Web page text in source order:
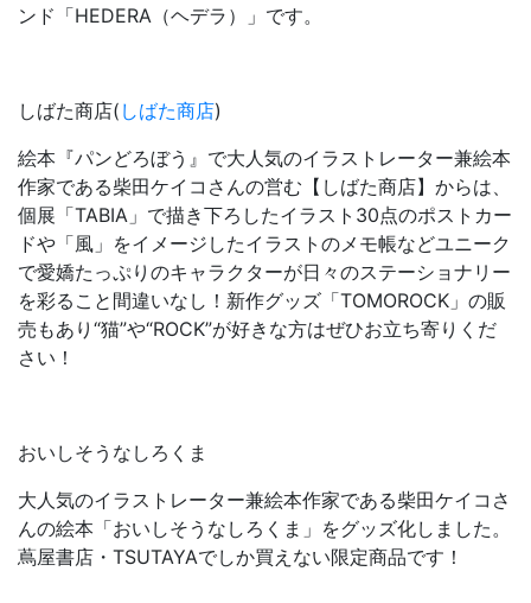
ンド「HEDERA（ヘデラ）」です。
しばた商店( しばた商店)
絵本『パンどろぼう』で大人気のイラストレーター兼絵本
作家である柴田ケイコさんの営む【しばた商店】からは、
個展「TABIA」で描き下ろしたイラスト30点のポストカー
ドや「風」をイメージしたイラストのメモ帳などユニーク
で愛嬌たっぷりのキャラクターが日々のステーショナリー
を彩ること間違いなし！新作グッズ「TOMOROCK」の販
売もあり“猫”や“ROCK”が好きな方はぜひお立ち寄りくだ
さい！
おいしそうなしろくま
大人気のイラストレーター兼絵本作家である柴田ケイコさ
んの絵本「おいしそうなしろくま」をグッズ化しました。
蔦屋書店・TSUTAYAでしか買えない限定商品です！